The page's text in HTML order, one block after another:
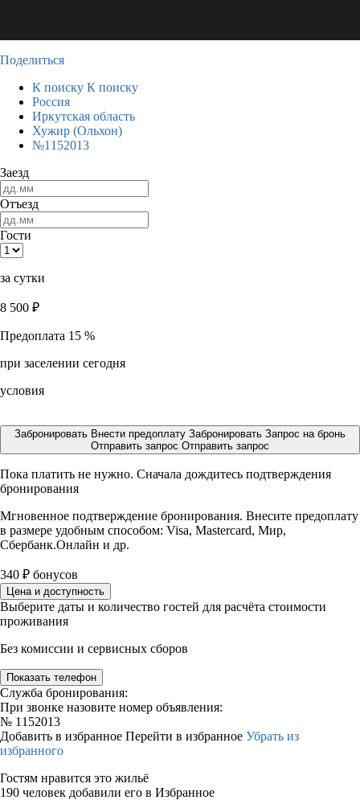
Поделиться
К поиску К поиску
Россия
Иркутская область
Хужир (Ольхон)
№1152013
Заезд
Отъезд
Гости
за сутки
8 500 ₽
Предоплата 15 %
при заселении сегодня
условия
Забронировать Внести предоплату Забронировать Запрос на бронь
Отправить запрос Отправить запрос
Пока платить не нужно. Сначала дождитесь подтверждения
бронирования
Мгновенное подтверждение бронирования. Внесите предоплату
в размере удобным способом: Visa, Mastercard, Мир,
Сбербанк.Онлайн и др.
340 ₽ бонусов
Цена и доступность
Выберите даты и количество гостей для расчёта стоимости
проживания
Без комиссии и сервисных сборов
Показать телефон
Служба бронирования:
При звонке назовите номер объявления:
№ 1152013
Добавить в избранное Перейти в избранное Убрать из
избранного
Гостям нравится это жильё
190 человек добавили его в Избранное